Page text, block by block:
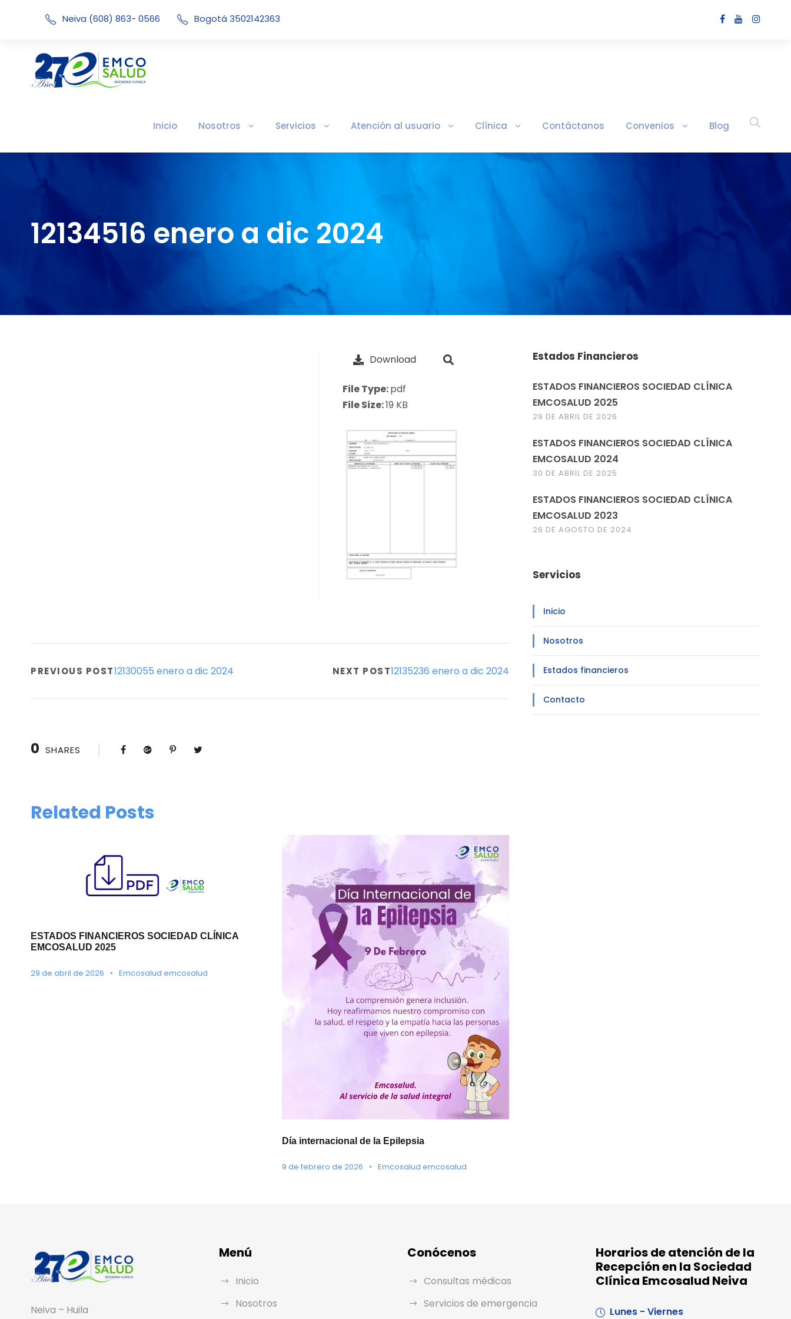
Neiva (608) 863- 0566 Bogotá 3502142363
Inicio Nosotros Servicios Atención al usuario Clínica Contáctanos Convenios Blog
12134516 enero a dic 2024
Download
File Type:pdf
File Size:19 KB
PREVIOUS POST12130055 enero a dic 2024 NEXT POST12135236 enero a dic 2024
0 SHARES
Related Posts
ESTADOS FINANCIEROS SOCIEDAD CLÍNICA
EMCOSALUD 2025
29 de abril de 2026 • Emcosalud emcosalud
Día internacional de la Epilepsia
9 de febrero de 2026 • Emcosalud emcosalud
Estados Financieros
ESTADOS FINANCIEROS SOCIEDAD CLÍNICA
EMCOSALUD 2025
29 DE ABRIL DE 2026
ESTADOS FINANCIEROS SOCIEDAD CLÍNICA
EMCOSALUD 2024
30 DE ABRIL DE 2025
ESTADOS FINANCIEROS SOCIEDAD CLÍNICA
EMCOSALUD 2023
26 DE AGOSTO DE 2024
Servicios
Inicio
Nosotros
Estados financieros
Contacto
Neiva – Huila
Menú
Inicio
Nosotros
Conócenos
Consultas médicas
Servicios de emergencia
Horarios de atención de la
Recepción en la Sociedad
Clínica Emcosalud Neiva
Lunes - Viernes